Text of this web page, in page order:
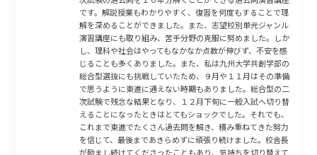
です。解説授業もわかりやすく、復習を何度もすることで理
解を深めることができました。また、志望校別単元ジャンル
演習講座にも取り組み、苦手分野の克服に努めました。しか
し、理科や社会はやってもなかなか点数が伸びず、不安を感
じることも多くありました。また、私は九州大学共創学部の
総合型選抜にも挑戦していたため、９月や１１月はその準備
で思うように東進に通えない時期もありました。総合型の二
次試験で残念な結果となり、１２月下旬に一般入試へ切り替
えることになったときはとてもショックでした。それでも、
これまで東進でたくさん過去問を解き、積み重ねてきた努力
を信じて、最後まであきらめずに頑張り続けました。校舎長
が励まし続けてくださったこともあり、気持ちを切り替えて